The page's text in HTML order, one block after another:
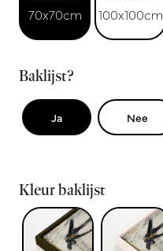
70x70cm
100x100cm
Baklijst?
Ja Nee
Kleur baklijst